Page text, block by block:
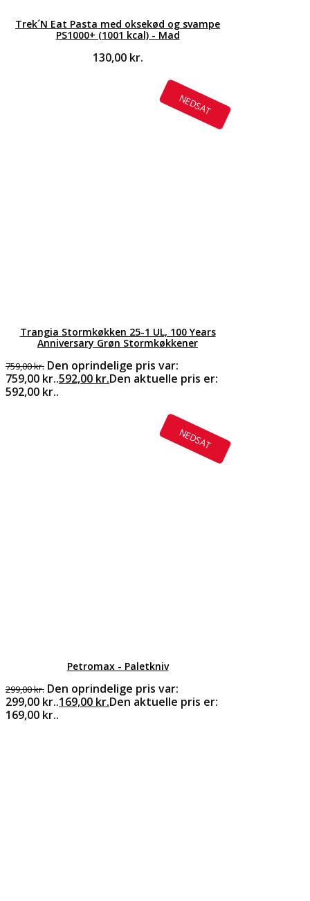
Trek´N Eat Pasta med oksekød og svampe
PS1000+ (1001 kcal) - Mad
130,00 kr.
NEDSAT
Trangia Stormkøkken 25-1 UL, 100 Years
Anniversary Grøn Stormkøkkener
759,00kr. Den oprindelige pris var:
759,00 kr..592,00 kr.Den aktuelle pris er:
592,00 kr..
NEDSAT
Petromax - Paletkniv
299,00kr. Den oprindelige pris var:
299,00 kr..169,00 kr.Den aktuelle pris er:
169,00 kr..